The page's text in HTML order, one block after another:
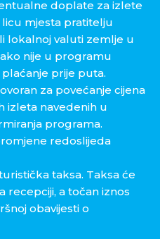
doplate za izlete
mjesta pratitelju
lokalnoj valuti zemlje u
nije u programu
prije puta.
za povećanje cijena
izleta navedenih u
programa.
redoslijeda
taksa. Taksa će
recepciji, a točan iznos
obavijesti o